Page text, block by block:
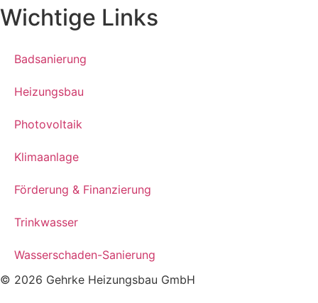
Wichtige Links
Badsanierung
Heizungsbau
Photovoltaik
Klimaanlage
Förderung & Finanzierung
Trinkwasser
Wasserschaden-Sanierung
© 2026 Gehrke Heizungsbau GmbH